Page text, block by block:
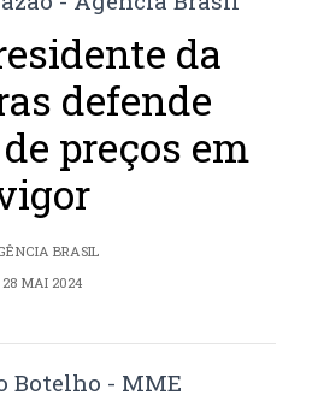
da
defende
preços em
BRASIL
28 MAI 2024